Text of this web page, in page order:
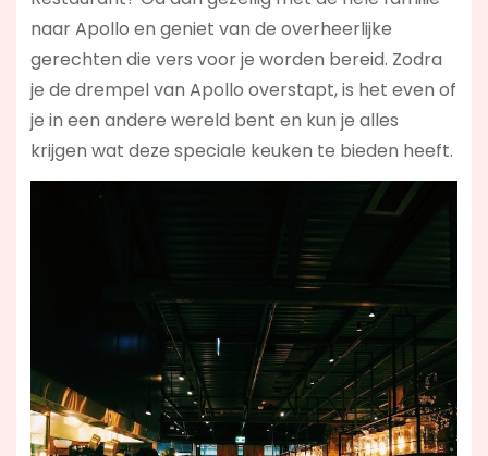
naar Apollo en geniet van de overheerlijke
gerechten die vers voor je worden bereid. Zodra
je de drempel van Apollo overstapt, is het even of
je in een andere wereld bent en kun je alles
krijgen wat deze speciale keuken te bieden heeft.